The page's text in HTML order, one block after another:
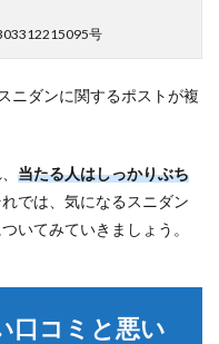
号
ニダンに関するポストが複
当たる人はしっかりぶち
では、気になるスニダン
いてみていきましょう。
口コミと悪い